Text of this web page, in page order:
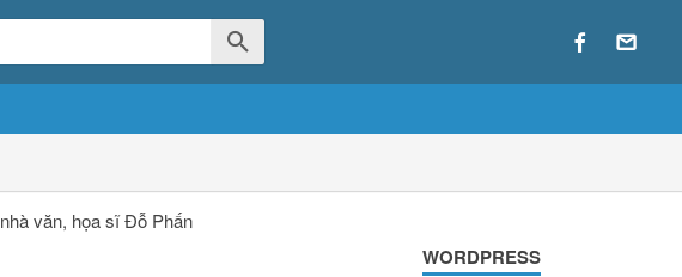
văn, họa sĩ Đỗ Phấn
WORDPRESS